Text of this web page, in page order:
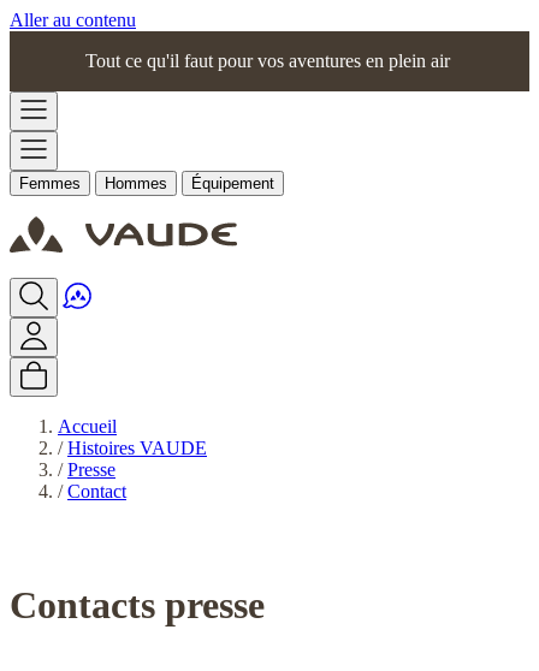
Aller au contenu
Tout ce qu'il faut pour vos aventures en plein air
Femmes Hommes Équipement
Accueil
/ Histoires VAUDE
/ Presse
/ Contact
Contacts presse